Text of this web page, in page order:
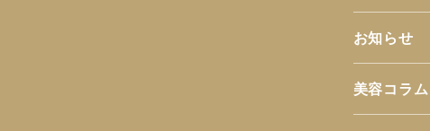
お知らせ
美容コラム